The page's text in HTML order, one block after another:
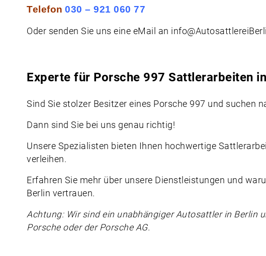
Telefon 030 – 921 060 77
Oder senden Sie uns eine eMail an
Experte für Porsche 997 Sattlerarbeiten
Sind Sie stolzer Besitzer eines Porsche 997 und suchen
Dann sind Sie bei uns genau richtig!
Unsere Spezialisten bieten Ihnen hochwertige
verleihen.
Erfahren Sie mehr über unsere Dienstleistungen und
Berlin vertrauen.
Achtung: Wir sind ein unabhängigerAutosattlerin Berlin
Porsche oder der Porsche AG.